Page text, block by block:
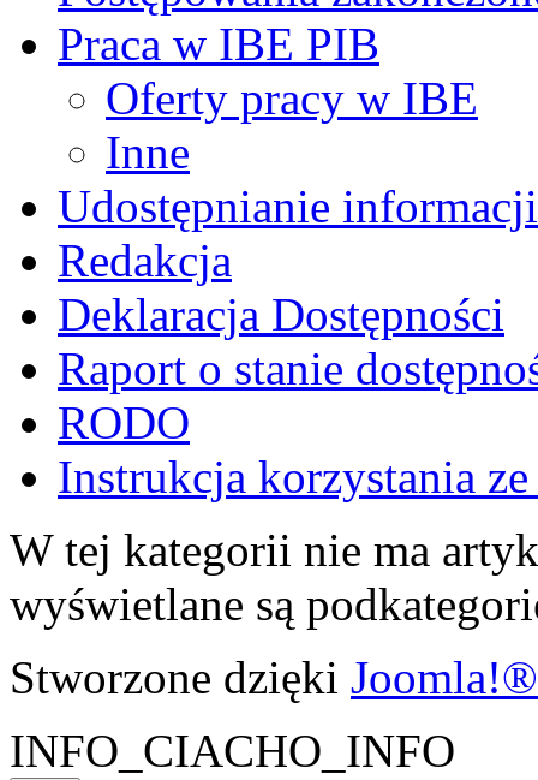
Praca w IBE PIB
Oferty pracy w IBE
Inne
Udostępnianie informacji
Redakcja
Deklaracja Dostępności
Raport o stanie
RODO
Instrukcja korzystania
W tej kategorii nie ma
wyświetlane są
Stworzone dzięki Joomla!®
INFO_CIACHO_INFO